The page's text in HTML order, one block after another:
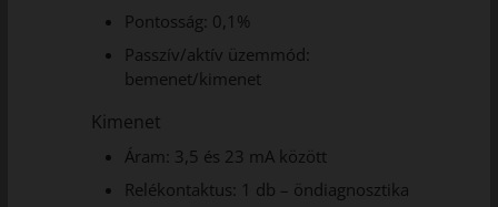
Pontosság: 0,1%
Passzív/aktív üzemmód:
bemenet/kimenet
Kimenet
Áram: 3,5 és 23 mA között
Relékontaktus: 1 db – öndiagnosztika